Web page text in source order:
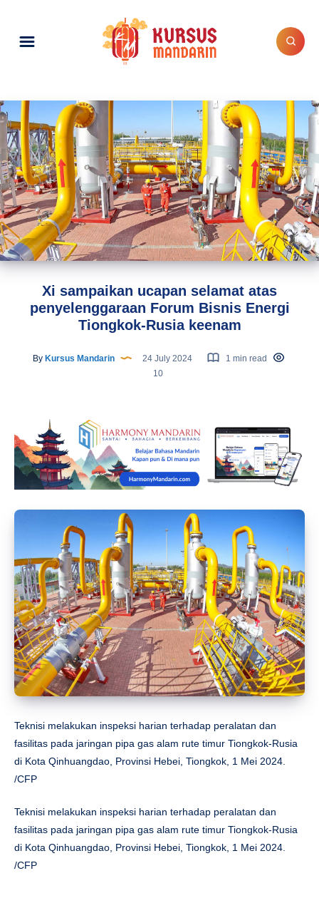
Xi sampaikan ucapan selamat atas
penyelenggaraan Forum Bisnis Energi
Tiongkok-Rusia keenam
By Kursus Mandarin 24 July 2024
1 min read
10
Teknisi melakukan inspeksi harian terhadap peralatan dan
fasilitas pada jaringan pipa gas alam rute timur Tiongkok-Rusia
di Kota Qinhuangdao, Provinsi Hebei, Tiongkok, 1 Mei 2024.
/CFP
Teknisi melakukan inspeksi harian terhadap peralatan dan
fasilitas pada jaringan pipa gas alam rute timur Tiongkok-Rusia
di Kota Qinhuangdao, Provinsi Hebei, Tiongkok, 1 Mei 2024.
/CFP